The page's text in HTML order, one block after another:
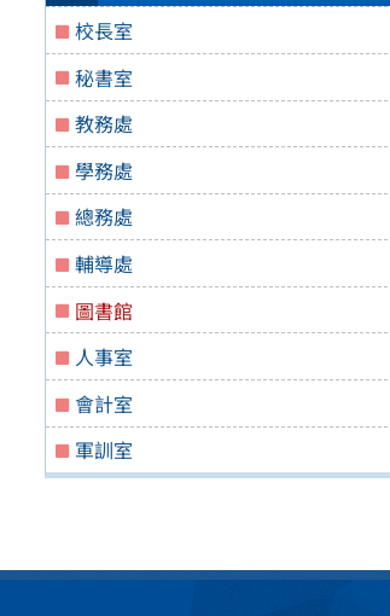
校長室
秘書室
教務處
學務處
總務處
輔導處
圖書館
人事室
會計室
軍訓室